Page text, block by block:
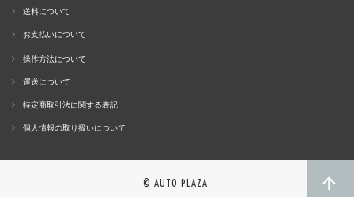
送料について
お支払いについて
操作方法について
運送について
特定商取引法に関する表記
個人情報の取り扱いについて
© AUTO PLAZA.